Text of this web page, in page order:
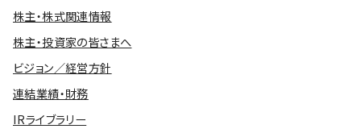
株主・株式関連情報
株主・投資家の皆さまへ
ビジョン／経営方針
連結業績・財務
IRライブラリー